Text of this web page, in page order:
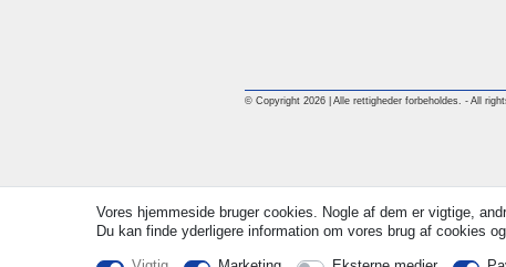
© Copyright 2026 | Alle rettigheder forbeholdes. - All
Vores hjemmeside bruger cookies. Nogle af dem er vigtige,
Du kan finde yderligere information om vores brug af cookies